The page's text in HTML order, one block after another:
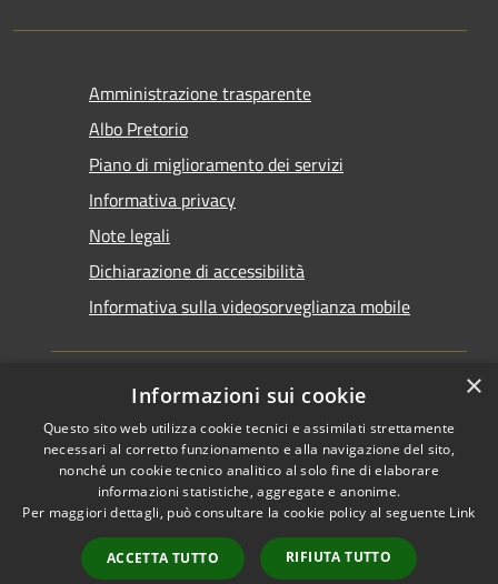
Amministrazione trasparente
Albo Pretorio
Piano di miglioramento dei servizi
Informativa privacy
Note legali
Dichiarazione di accessibilità
Informativa sulla videosorveglianza mobile
RSS
Accessibilità
Cookie
Mappa del sito
Copyright © 2026 • Comune di
Taranto • Powered by
Municipium•Accesso
redazione
×
Informazioni sui cookie
Questo sito web utilizza cookie tecnici e assimilati strettamente
necessari al corretto funzionamento e alla navigazione del sito,
nonché un cookie tecnico analitico al solo fine di elaborare
informazioni statistiche, aggregate e anonime.
Per maggiori dettagli, può consultare la cookie policy al seguente Link
ACCETTA TUTTO RIFIUTA TUTTO